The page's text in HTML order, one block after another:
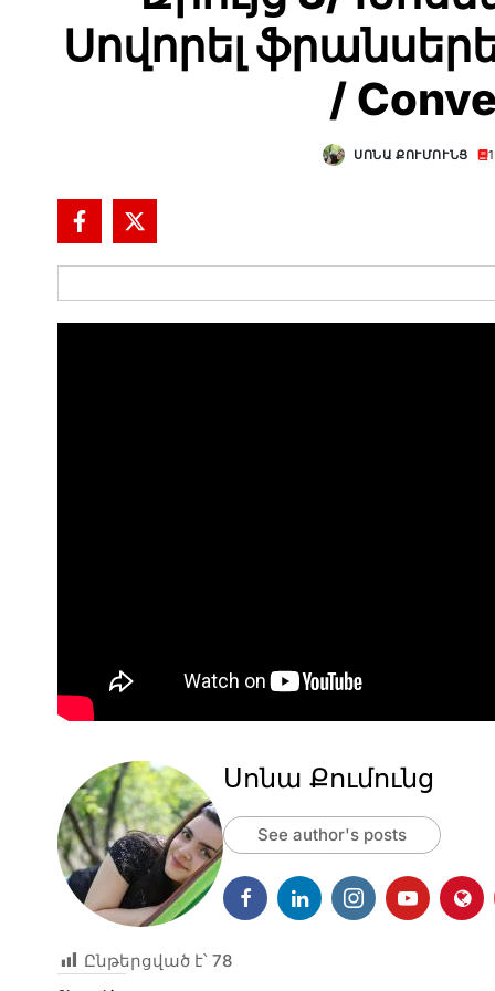
Սովորել
/
ՍՈՆԱ ՔՈՒՄՈՒՆՑ
Սոնա Քումունց
See author's posts
Ընթերցված է՝ 78